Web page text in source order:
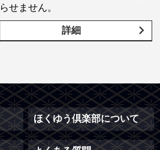
らせません。
詳細
ほくゆう倶楽部について